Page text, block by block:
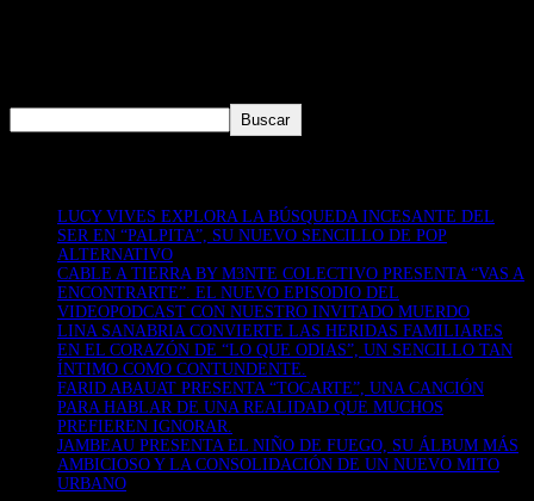
Buscar
LUCY VIVES EXPLORA LA BÚSQUEDA INCESANTE DEL
SER EN “PALPITA”, SU NUEVO SENCILLO DE POP
ALTERNATIVO
CABLE A TIERRA BY M3NTE COLECTIVO PRESENTA “VAS A
ENCONTRARTE”. EL NUEVO EPISODIO DEL
VIDEOPODCAST CON NUESTRO INVITADO MUERDO
LINA SANABRIA CONVIERTE LAS HERIDAS FAMILIARES
EN EL CORAZÓN DE “LO QUE ODIAS”, UN SENCILLO TAN
ÍNTIMO COMO CONTUNDENTE.
FARID ABAUAT PRESENTA “TOCARTE”, UNA CANCIÓN
PARA HABLAR DE UNA REALIDAD QUE MUCHOS
PREFIEREN IGNORAR.
JAMBEAU PRESENTA EL NIÑO DE FUEGO, SU ÁLBUM MÁS
AMBICIOSO Y LA CONSOLIDACIÓN DE UN NUEVO MITO
URBANO